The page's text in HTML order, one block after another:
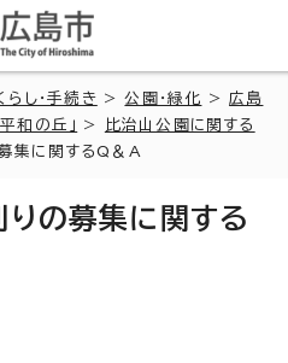
らし・手続き >公園・緑化 >広島
和の丘」 >
比治山公園に関する
集に関するQ＆A
の募集に関する